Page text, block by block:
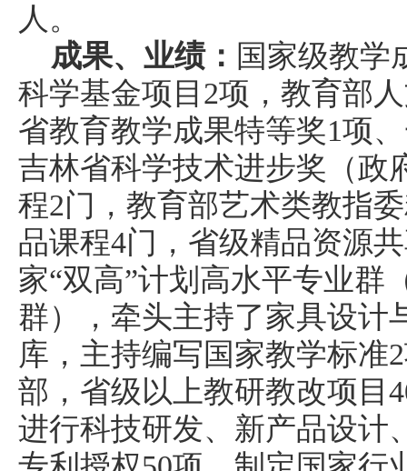
人。
成果、业绩： 国家级教学
科学基金项目 2项，教育部
省教育教学成果特等奖1项、
吉林省科学技术进步奖（政
程2门，教育部艺术类教指
品课程4门，省级精品资源
家“双高”计划高水平专业群
群），牵头主持了家具设计
库，主持编写国家教学标准2
部，省级以上教研教改项目
进行科技研发、新产品设计